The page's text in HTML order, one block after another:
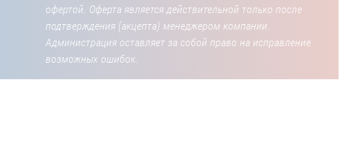
офертой. Оферта является действительной только после
подтверждения (акцепта) менеджером компании.
Администрация оставляет за собой право на исправление
возможных ошибок.